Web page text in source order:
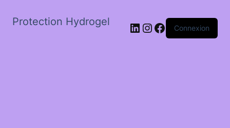
Protection Hydrogel LinkedIn
Instagram
Facebook
Connexion